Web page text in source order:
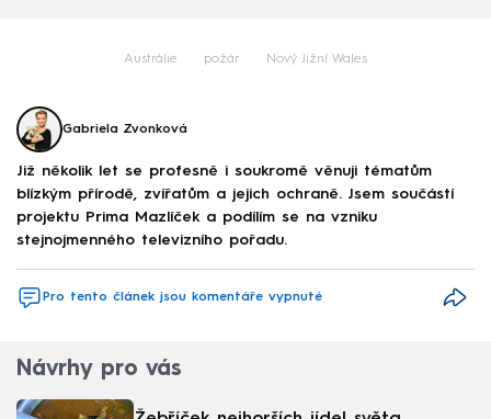
Austrálie požár Nový Jižní Wales
Gabriela Zvonková
Již několik let se profesně i soukromě věnuji tématům
blízkým přírodě, zvířatům a jejich ochraně. Jsem součástí
projektu Prima Mazlíček a podílím se na vzniku
stejnojmenného televizního pořadu.
Pro tento článek jsou komentáře vypnuté
Návrhy pro vás